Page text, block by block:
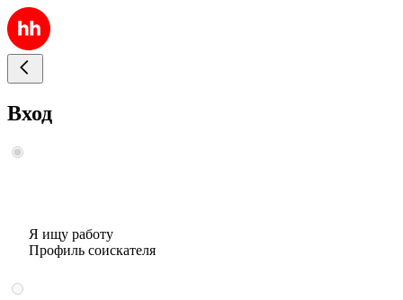
Вход
Я ищу работу
Профиль соискателя